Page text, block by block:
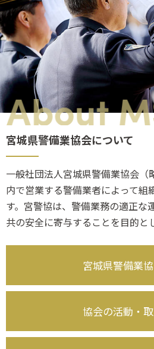
宮城県警備業協会について
一般社団法人宮城県警備業協会（
内で営業する警備業者によって組
す。宮警協は、警備業務の適正な
共の安全に寄与することを目的と
宮城県警備業
協会の活動・